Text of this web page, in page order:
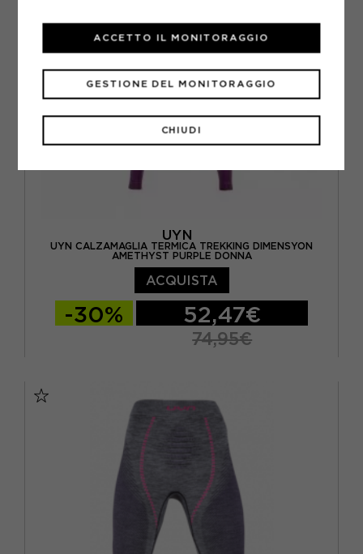
UYN
UYN CALZAMAGLIA TERMICA TREKKING DIMENSYON
AMETHYST PURPLE DONNA
ACQUISTA
-30% 52,47€
74,95€
CHIUDI
GESTIONE DEL MONITORAGGIO
ACCETTO IL MONITORAGGIO